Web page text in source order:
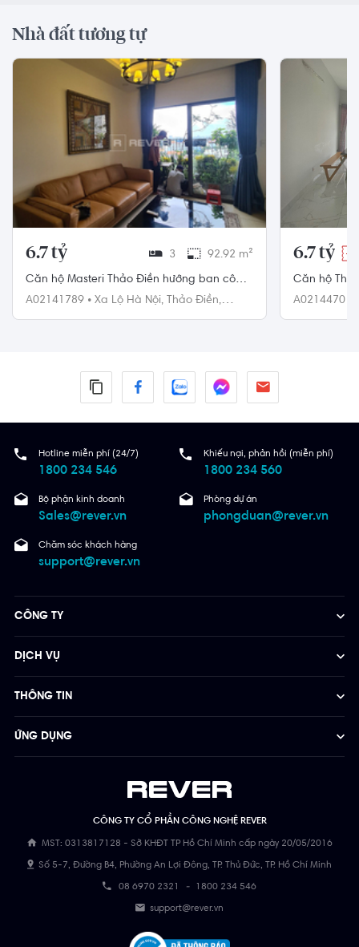
Nhà đất tương tự
6.7 tỷ 3 92.92 m²
Căn hộ Masteri Thảo Điền hướng ban công
đông bắc đầy đủ nội thất diện tích
A02141789 • Xa Lộ Hà Nội, Thảo Điền,
6.7 tỷ -
Căn hộ Thủ
công đông
A02144701
Hotline miễn phí (24/7)
1800 234 546
Khiếu nại, phản hồi (miễn phí)
1800 234 560
Bộ phận kinh doanh
Sales@rever.vn
Phòng dự án
phongduan@rever.vn
Chăm sóc khách hàng
support@rever.vn
CÔNG TY CỔ PHẦN CÔNG NGHỆ REVER
MST: 0313817128 - Sở KHĐT TP Hồ Chí Minh cấp ngày 20/05/2016
Số 5-7, Đường B4, Phường An Lợi Đông, TP. Thủ Đức, TP. Hồ Chí Minh
08 6970 2321 - 1800 234 546
support@rever.vn
CÔNG TY
DỊCH VỤ
THÔNG TIN
ỨNG DỤNG